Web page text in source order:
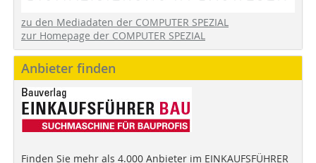
zu den Mediadaten der COMPUTER SPEZIAL
zur Homepage der COMPUTER SPEZIAL
Anbieter finden
Finden Sie mehr als 4.000 Anbieter im EINKAUFSFÜHRER